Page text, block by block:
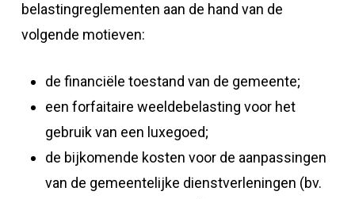
belastingreglementen aan de hand van de
volgende motieven:
de financiële toestand van de gemeente;
een forfaitaire weeldebelasting voor het
gebruik van een luxegoed;
de bijkomende kosten voor de aanpassingen
van de gemeentelijke dienstverleningen (bv.